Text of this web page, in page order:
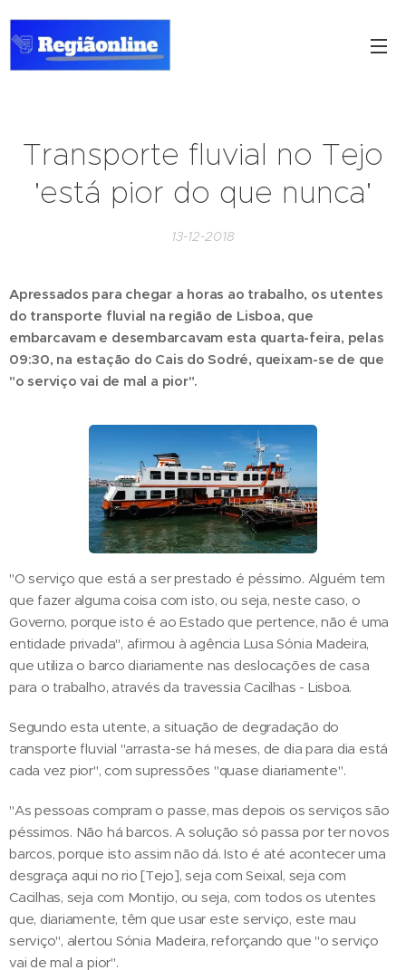
Transporte fluvial no Tejo
'está pior do que nunca'
13-12-2018
Apressados para chegar a horas ao trabalho, os utentes
do transporte fluvial na região de Lisboa, que
embarcavam e desembarcavam esta quarta-feira, pelas
09:30, na estação do Cais do Sodré, queixam-se de que
"o serviço vai de mal a pior".
"O serviço que está a ser prestado é péssimo. Alguém tem
que fazer alguma coisa com isto, ou seja, neste caso, o
Governo, porque isto é ao Estado que pertence, não é uma
entidade privada", afirmou à agência Lusa Sónia Madeira,
que utiliza o barco diariamente nas deslocações de casa
para o trabalho, através da travessia Cacilhas - Lisboa.
Segundo esta utente, a situação de degradação do
transporte fluvial "arrasta-se há meses, de dia para dia está
cada vez pior", com supressões "quase diariamente".
"As pessoas compram o passe, mas depois os serviços são
péssimos. Não há barcos. A solução só passa por ter novos
barcos, porque isto assim não dá. Isto é até acontecer uma
desgraça aqui no rio [Tejo], seja com Seixal, seja com
Cacilhas, seja com Montijo, ou seja, com todos os utentes
que, diariamente, têm que usar este serviço, este mau
serviço", alertou Sónia Madeira, reforçando que "o serviço
vai de mal a pior".